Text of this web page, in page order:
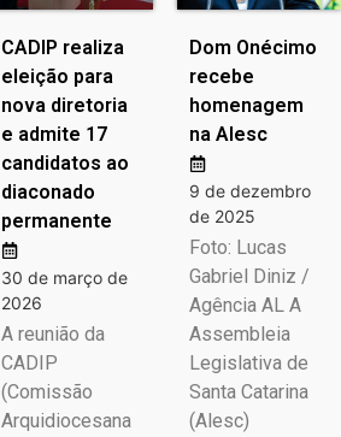
CADIP realiza
eleição para
nova diretoria
e admite 17
candidatos ao
diaconado
permanente
30 de março de
2026
A reunião da
CADIP
(Comissão
Arquidiocesana
Dom Onécimo
recebe
homenagem
na Alesc
9 de dezembro
de 2025
Foto: Lucas
Gabriel Diniz /
Agência AL A
Assembleia
Legislativa de
Santa Catarina
(Alesc)